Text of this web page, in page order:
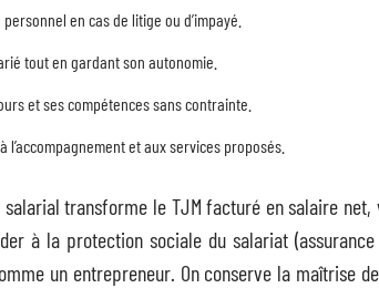
en cas de litige ou d’impayé.
tout en gardant son autonomie.
et ses compétences sans contrainte.
l’accompagnement et aux services proposés.
transforme le TJM facturé en salaire
à la protection sociale du salariat
un entrepreneur. On conserve la maîtrise